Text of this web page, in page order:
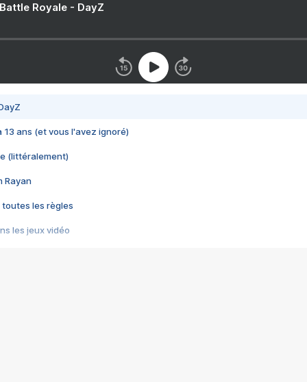
Royale - DayZ
13 ans (et vous l'avez ignoré)
(littéralement)
Rayan
toutes les règles
les jeux vidéo